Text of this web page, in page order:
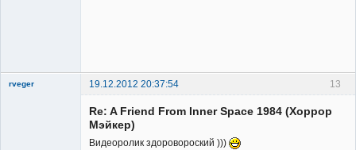
13
rveger 19.12.2012 20:37:54
Re: A Friend From Inner Space 1984 (Хоррор
Мэйкер)
Видеоролик здоровороский )))